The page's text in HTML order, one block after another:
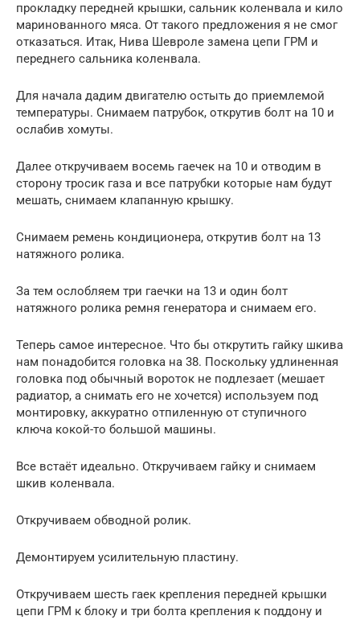
прокладку передней крышки, сальник коленвала и кило
маринованного мяса. От такого предложения я не смог
отказаться. Итак, Нива Шевроле замена цепи ГРМ и
переднего сальника коленвала.
Для начала дадим двигателю остыть до приемлемой
температуры. Снимаем патрубок, открутив болт на 10 и
ослабив хомуты.
Далее откручиваем восемь гаечек на 10 и отводим в
сторону тросик газа и все патрубки которые нам будут
мешать, снимаем клапанную крышку.
Снимаем ремень кондиционера, открутив болт на 13
натяжного ролика.
За тем ослобляем три гаечки на 13 и один болт
натяжного ролика ремня генератора и снимаем его.
Теперь самое интересное. Что бы открутить гайку шкива
нам понадобится головка на 38. Поскольку удлиненная
головка под обычный вороток не подлезает (мешает
радиатор, а снимать его не хочется) используем под
монтировку, аккуратно отпиленную от ступичного
ключа кокой-то большой машины.
Все встаёт идеально. Откручиваем гайку и снимаем
шкив коленвала.
Откручиваем обводной ролик.
Демонтируем усилительную пластину.
Откручиваем шесть гаек крепления передней крышки
цепи ГРМ к блоку и три болта крепления к поддону и